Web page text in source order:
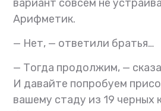
вариант совсем не
Арифметик.
— Нет, — ответили братья…
— Тогда продолжим, —
И давайте попробуем
вашему стаду из 19 черных